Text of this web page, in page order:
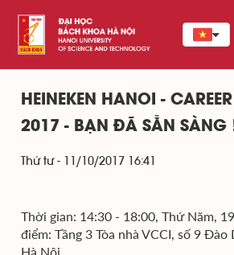
HEINEKEN HANOI -
2017 - BẠN ĐÃ SẴN SÀNG
Thứ tư - 11/10/2017 16:41
Thời gian: 14:30 - 18:00, Thứ Năm,
điểm: Tầng 3 Tòa nhà VCCI, số 9
Hà Nội